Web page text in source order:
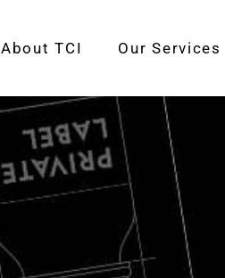
About TCI Our Services